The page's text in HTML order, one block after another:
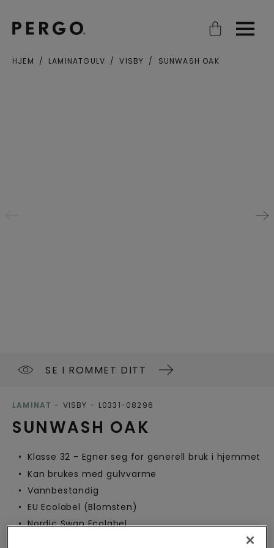
Open searchOpen
HJEM LAMINATGULV VISBY SUNWASH OAK
SE I ROMMET DITT
SUNWASH OAK
LAMINAT VISBY L0331-08296
Klasse 32 - Egner seg for generell bruk i hjemmet
Kan brukes med gulvvarme
Vannbestandig
EU Ecolabel (Blomsten)
Nordic Swan Ecolabel